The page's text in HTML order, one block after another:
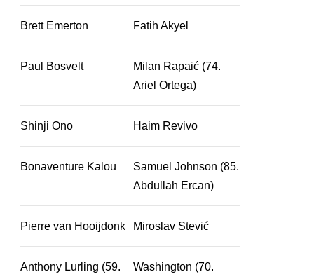
Brett Emerton Fatih Akyel
Paul Bosvelt
Milan Rapaić (74.
Ariel Ortega)
Shinji Ono Haim Revivo
Bonaventure Kalou
Samuel Johnson (85.
Abdullah Ercan)
Pierre van Hooijdonk Miroslav Stević
Anthony Lurling (59.
Washington (70.